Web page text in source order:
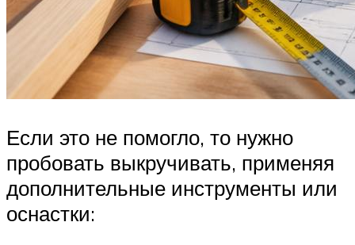
Если это не помогло, то нужно
пробовать выкручивать, применяя
дополнительные инструменты или
оснастки: